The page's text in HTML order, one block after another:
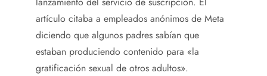
artículo citaba a empleados anónimos de Meta
diciendo que algunos padres sabían que
estaban produciendo contenido para «la
gratificación sexual de otros adultos».